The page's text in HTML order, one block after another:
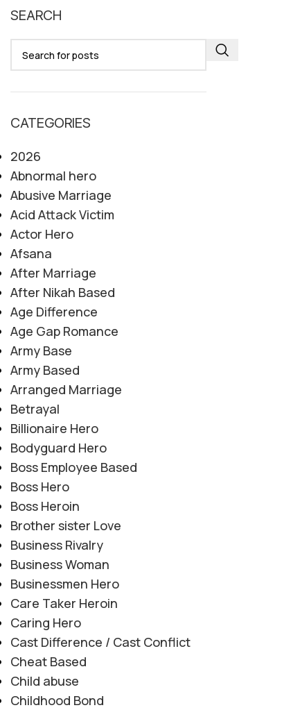
SEARCH
CATEGORIES
2026
Abnormal hero
Abusive Marriage
Acid Attack Victim
Actor Hero
Afsana
After Marriage
After Nikah Based
Age Difference
Age Gap Romance
Army Base
Army Based
Arranged Marriage
Betrayal
Billionaire Hero
Bodyguard Hero
Boss Employee Based
Boss Hero
Boss Heroin
Brother sister Love
Business Rivalry
Business Woman
Businessmen Hero
Care Taker Heroin
Caring Hero
Cast Difference / Cast Conflict
Cheat Based
Child abuse
Childhood Bond